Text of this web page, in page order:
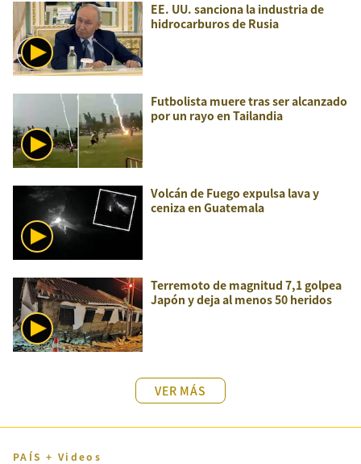
EE. UU. sanciona la industria de
hidrocarburos de Rusia
Futbolista muere tras ser alcanzado
por un rayo en Tailandia
Volcán de Fuego expulsa lava y
ceniza en Guatemala
Terremoto de magnitud 7,1 golpea
Japón y deja al menos 50 heridos
VER MÁS
PAÍS + Videos